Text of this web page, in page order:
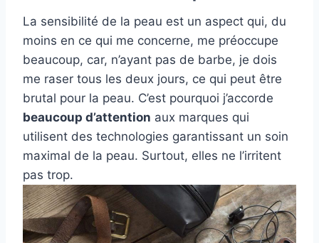
La sensibilité de la peau est un aspect qui, du
moins en ce qui me concerne, me préoccupe
beaucoup, car, n’ayant pas de barbe, je dois
me raser tous les deux jours, ce qui peut être
brutal pour la peau. C’est pourquoi j’accorde
beaucoup d’attention aux marques qui
utilisent des technologies garantissant un soin
maximal de la peau. Surtout, elles ne l’irritent
pas trop.